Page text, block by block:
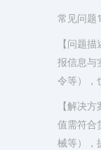
常见问题
【问题
报信息与
令等），
【解决
值需符合
械等），